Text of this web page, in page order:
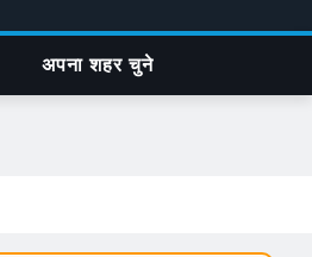
अपना शहर चुने